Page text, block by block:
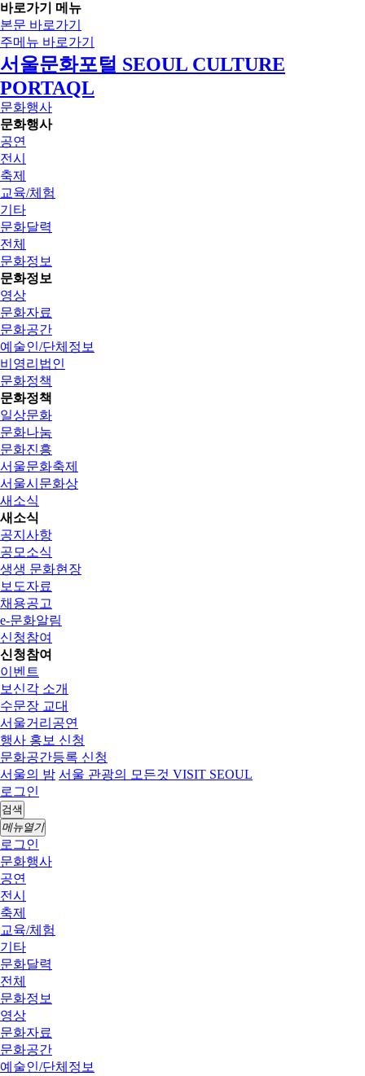
바로가기 메뉴
본문 바로가기
주메뉴 바로가기
서울문화포털 SEOUL CULTURE
PORTAQL
문화행사
문화행사
공연
전시
축제
교육/체험
기타
문화달력
전체
문화정보
문화정보
영상
문화자료
문화공간
예술인/단체정보
비영리법인
문화정책
문화정책
일상문화
문화나눔
문화진흥
서울문화축제
서울시문화상
새소식
새소식
공지사항
공모소식
생생 문화현장
보도자료
채용공고
e-문화알림
신청참여
신청참여
이벤트
보신각 소개
수문장 교대
서울거리공연
행사 홍보 신청
문화공간등록 신청
서울의 밤 서울 관광의 모든것 VISIT SEOUL
로그인
검색
메뉴열기
로그인
문화행사
공연
전시
축제
교육/체험
기타
문화달력
전체
문화정보
영상
문화자료
문화공간
예술인/단체정보